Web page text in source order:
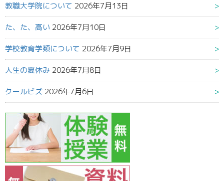
教職大学院について 2026年7月13日
た、た、高い 2026年7月10日
学校教育学類について 2026年7月9日
人生の夏休み 2026年7月8日
クールビズ 2026年7月6日